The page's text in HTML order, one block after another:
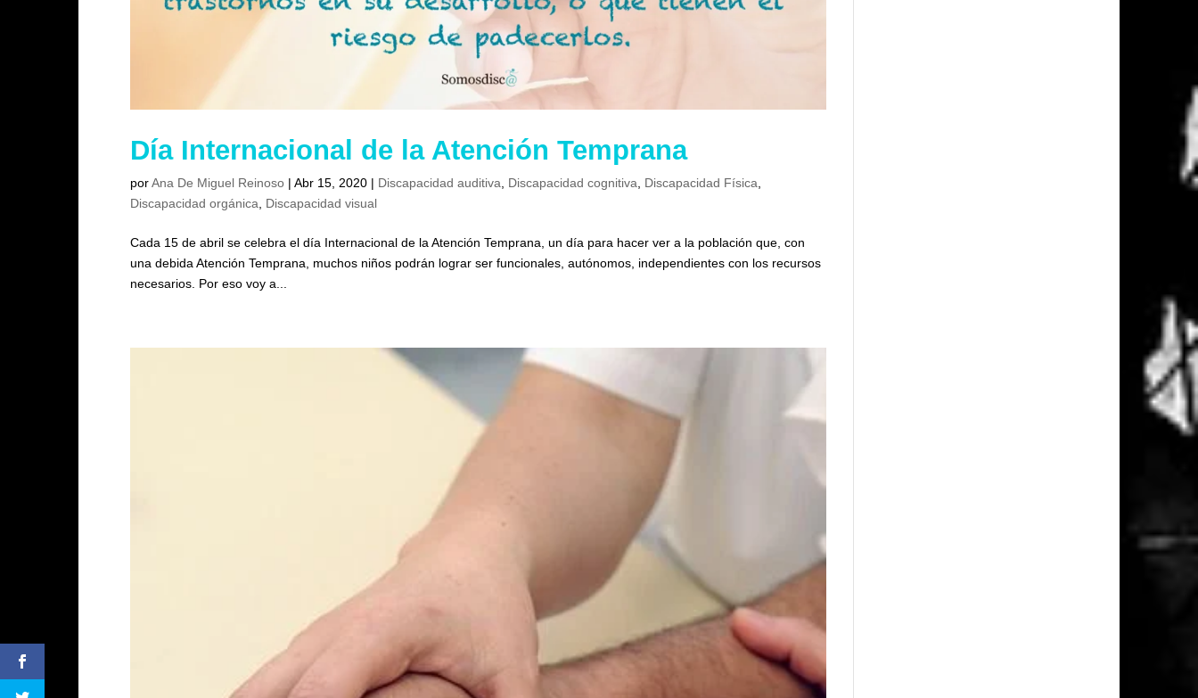
Día Internacional de la Atención Temprana
porAna De Miguel Reinoso |Abr 15, 2020 | Discapacidad auditiva, Discapacidad cognitiva, Discapacidad Física,
Discapacidad orgánica, Discapacidad visual
Cada 15 de abril se celebra el día Internacional de la Atención Temprana, un día para hacer ver a la población que, con
una debida Atención Temprana, muchos niños podrán lograr ser funcionales, autónomos, independientes con los recursos
necesarios. Por eso voy a...